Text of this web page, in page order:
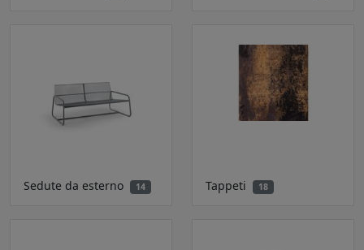
Sedute da esterno 14 Tappeti 18